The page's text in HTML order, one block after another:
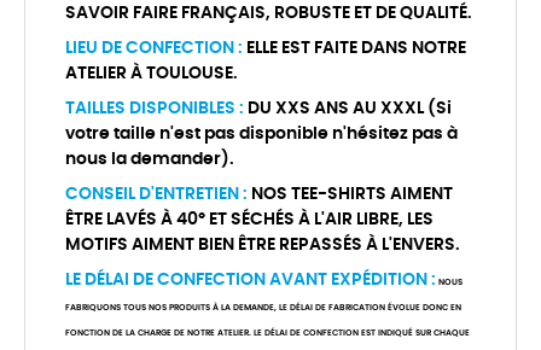
SAVOIR FAIRE FRANÇAIS, ROBUSTE ET DE QUALITÉ.
LIEU DE CONFECTION : ELLE EST FAITE DANS NOTRE
ATELIER À TOULOUSE.
TAILLES DISPONIBLES : DU XXS ANS AU XXXL (Si
votre taille n'est pas disponible n'hésitez pas à
nous la demander).
CONSEIL D'ENTRETIEN : NOS TEE-SHIRTS AIMENT
ÊTRE LAVÉS À 40° ET SÉCHÉS À L'AIR LIBRE, LES
MOTIFS AIMENT BIEN ÊTRE REPASSÉS À L'ENVERS.
LE DÉLAI DE CONFECTION AVANT EXPÉDITION : NOUS
FABRIQUONS TOUS NOS PRODUITS À LA DEMANDE, LE DÉLAI DE FABRICATION ÉVOLUE DONC EN
FONCTION DE LA CHARGE DE NOTRE ATELIER. LE DÉLAI DE CONFECTION EST INDIQUÉ SUR CHAQUE